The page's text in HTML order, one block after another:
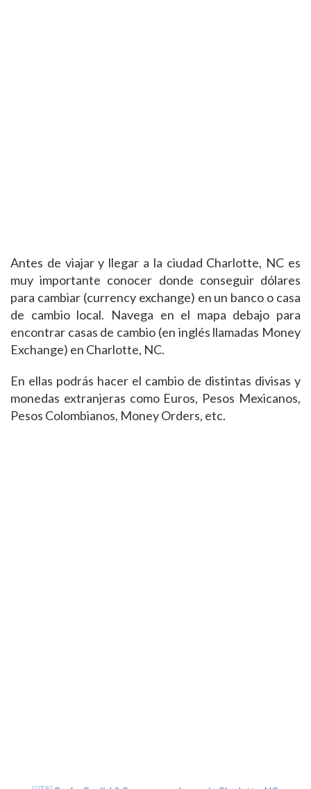
Antes de viajar y llegar a la ciudad Charlotte, NC es
muy importante conocer donde conseguir dólares
para cambiar (currency exchange) en un banco o casa
de cambio local. Navega en el mapa debajo para
encontrar casas de cambio (en inglés llamadas Money
Exchange) en Charlotte, NC.
En ellas podrás hacer el cambio de distintas divisas y
monedas extranjeras como Euros, Pesos Mexicanos,
Pesos Colombianos, Money Orders, etc.